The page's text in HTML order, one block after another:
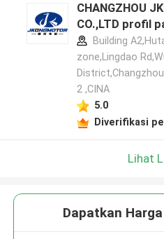
CHANGZHOU
CO.,LTD profil
Building
zone,Lingdao
2 ,CINA
5.0
Diverifikasi
Lihat
Dapatkan